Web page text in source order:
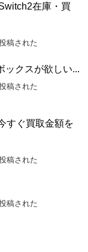
在庫・買
稿された
ックスが欲しい...
稿された
すぐ買取金額を
稿された
稿された